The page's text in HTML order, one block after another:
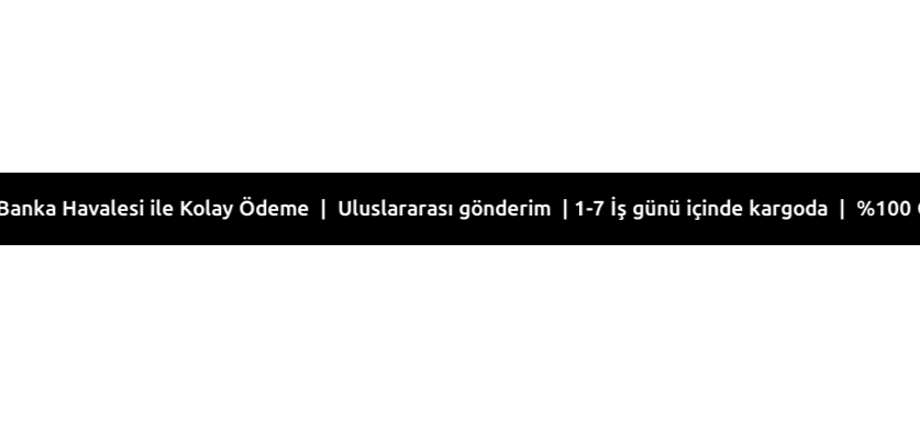
ile Kolay Ödeme | Uluslararası gönderim | 1-7 İş günü içinde kargoda | %100